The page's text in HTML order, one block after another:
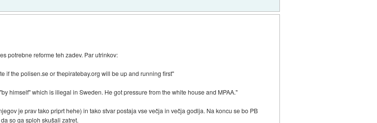
potrebne reforme teh zadev. Par utrinkov:
if the polisen.se or thepiratebay.org will be up and running first"
himself" which is illegal in Sweden. He got pressure from the white house and MPAA."
je prav tako priprt hehe) in tako stvar postaja vse večja in večja godlja. Na koncu se bo PB
so ga sploh skušali zatret.